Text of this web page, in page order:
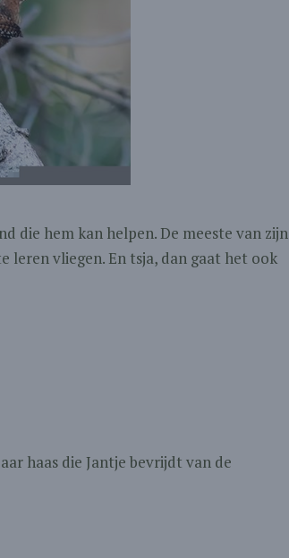
die hem kan helpen. De meeste van zijn
leren vliegen. En tsja, dan gaat het ook
haas die Jantje bevrijdt van de